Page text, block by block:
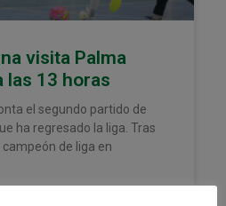
visita Palma
las 13 horas
el segundo partido de
ha regresado la liga. Tras
de liga en